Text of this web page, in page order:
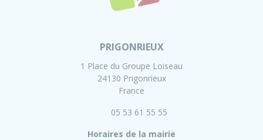
PRIGONRIEUX
1 Place du Groupe Loiseau
24130 Prigonrieux
France
05 53 61 55 55
Horaires de la mairie